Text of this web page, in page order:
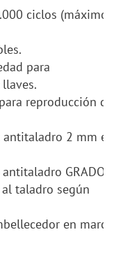
ciclos (máximo
para
reproducción de
2 mm en
GRADO
taladro según
en marco